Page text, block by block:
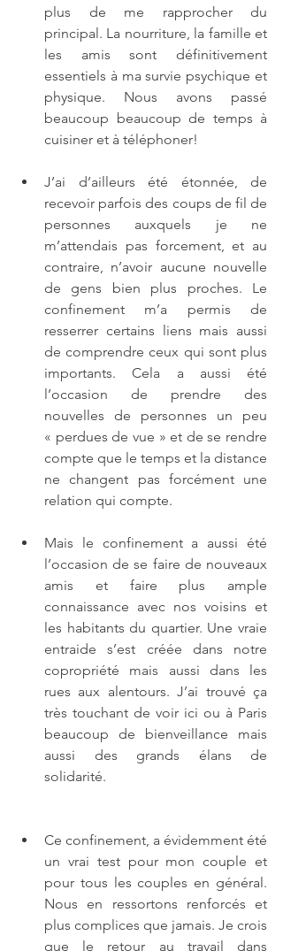
plus de me rapprocher du
principal. La nourriture, la famille et
les amis sont définitivement
essentiels à ma survie psychique et
physique. Nous avons passé
beaucoup beaucoup de temps à
cuisiner et à téléphoner!
J’ai d’ailleurs été étonnée, de
recevoir parfois des coups de fil de
personnes auxquels je ne
m’attendais pas forcement, et au
contraire, n’avoir aucune nouvelle
de gens bien plus proches. Le
confinement m’a permis de
resserrer certains liens mais aussi
de comprendre ceux qui sont plus
importants. Cela a aussi été
l’occasion de prendre des
nouvelles de personnes un peu
« perdues de vue » et de se rendre
compte que le temps et la distance
ne changent pas forcément une
relation qui compte.
Mais le confinement a aussi été
l’occasion de se faire de nouveaux
amis et faire plus ample
connaissance avec nos voisins et
les habitants du quartier. Une vraie
entraide s’est créée dans notre
copropriété mais aussi dans les
rues aux alentours. J’ai trouvé ça
très touchant de voir ici ou à Paris
beaucoup de bienveillance mais
aussi des grands élans de
solidarité.
Ce confinement, a évidemment été
un vrai test pour mon couple et
pour tous les couples en général.
Nous en ressortons renforcés et
plus complices que jamais. Je crois
que le retour au travail dans